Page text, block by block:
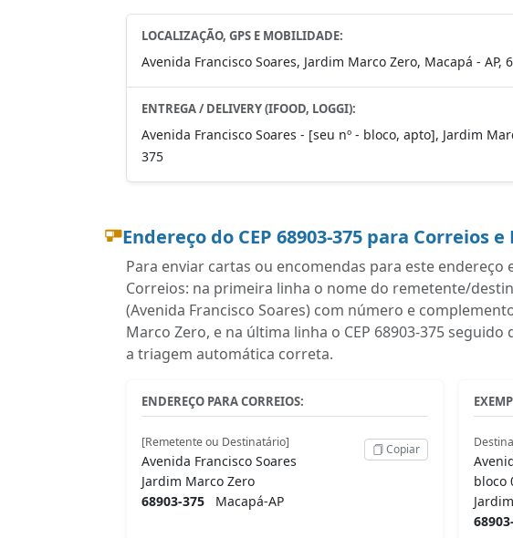
LOCALIZAÇÃO, GPS E MOBILIDADE:
Avenida Francisco Soares, Jardim Marco Zero, Macapá - AP,
ENTREGA / DELIVERY (IFOOD, LOGGI):
Avenida Francisco Soares - [seu nº - bloco, apto], Jardim
375
Endereço do CEP 68903-375 para Correios
Para enviar cartas ou encomendas para este endereço
Correios: na primeira linha o nome do remetente/
(Avenida Francisco Soares) com número e
Marco Zero, e na última linha o CEP 68903-375 seguido
a triagem automática correta.
ENDEREÇO PARA CORREIOS:
[Remetente ou Destinatário]
Avenida Francisco Soares
Jardim Marco Zero
68903-375 Macapá-AP
Copiar
bloco